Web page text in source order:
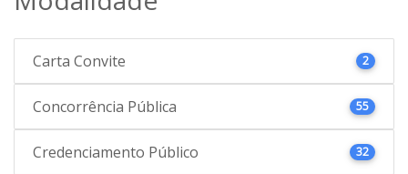
Carta Convite 2
Concorrência Pública 55
Credenciamento Público 32